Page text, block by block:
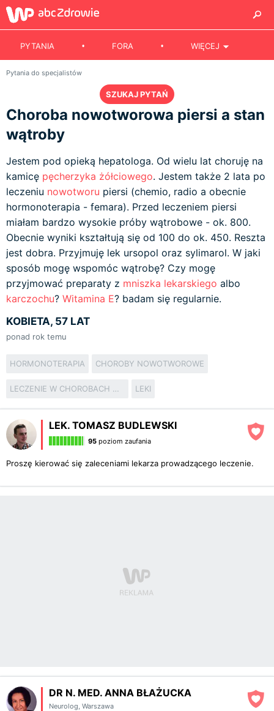
PYTANIA FORA WIĘCEJ
Pytania do specjalistów
SZUKAJ PYTAŃ
Choroba nowotworowa piersi a stan
wątroby
Jestem pod opieką hepatologa. Od wielu lat choruję na
kamicę pęcherzyka żółciowego. Jestem także 2 lata po
leczeniu nowotworu piersi (chemio, radio a obecnie
hormonoterapia - femara). Przed leczeniem piersi
miałam bardzo wysokie próby wątrobowe - ok. 800.
Obecnie wyniki kształtują się od 100 do ok. 450. Reszta
jest dobra. Przyjmuję lek ursopol oraz sylimarol. W jaki
sposób mogę wspomóc wątrobę? Czy mogę
przyjmować preparaty z mniszka lekarskiego albo
karczochu? Witamina E? badam się regularnie.
KOBIETA, 57 LAT
ponad rok temu
HORMONOTERAPIA CHOROBY NOWOTWOROWE
LECZENIE W CHOROBACH NOWOTWORACH I NIENOWOTWOROWYCH LEKI
LEK. TOMASZ BUDLEWSKI
95 poziom zaufania
Proszę kierować się zaleceniami lekarza prowadzącego leczenie.
DR N. MED. ANNA BŁAŻUCKA
Neurolog, Warszawa